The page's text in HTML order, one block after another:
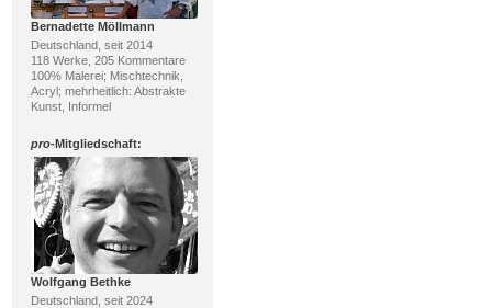
Bernadette Möllmann
Deutschland, seit 2014
118 Werke, 205 Kommentare
100% Malerei; Mischtechnik,
Acryl; mehrheitlich: Abstrakte
Kunst, Informel
pro-Mitgliedschaft:
Wolfgang Bethke
Deutschland, seit 2024